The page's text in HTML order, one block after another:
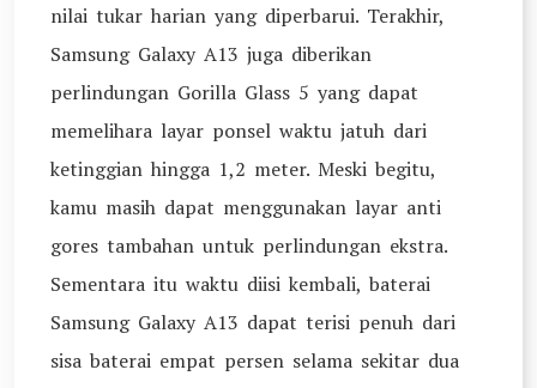
nilai tukar harian yang diperbarui. Terakhir,
Samsung Galaxy A13 juga diberikan
perlindungan Gorilla Glass 5 yang dapat
memelihara layar ponsel waktu jatuh dari
ketinggian hingga 1,2 meter. Meski begitu,
kamu masih dapat menggunakan layar anti
gores tambahan untuk perlindungan ekstra.
Sementara itu waktu diisi kembali, baterai
Samsung Galaxy A13 dapat terisi penuh dari
sisa baterai empat persen selama sekitar dua